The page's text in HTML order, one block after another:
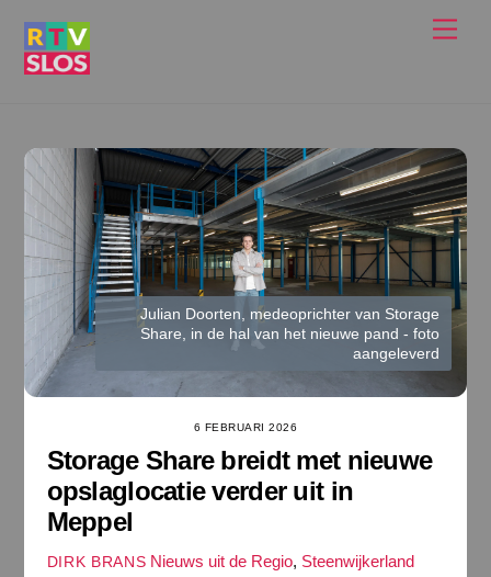
Julian Doorten, medeoprichter van Storage
Share, in de hal van het nieuwe pand - foto
aangeleverd
6 FEBRUARI 2026
Storage Share breidt met nieuwe
opslaglocatie verder uit in
Meppel
DIRK BRANS Nieuws uit de Regio, Steenwijkerland